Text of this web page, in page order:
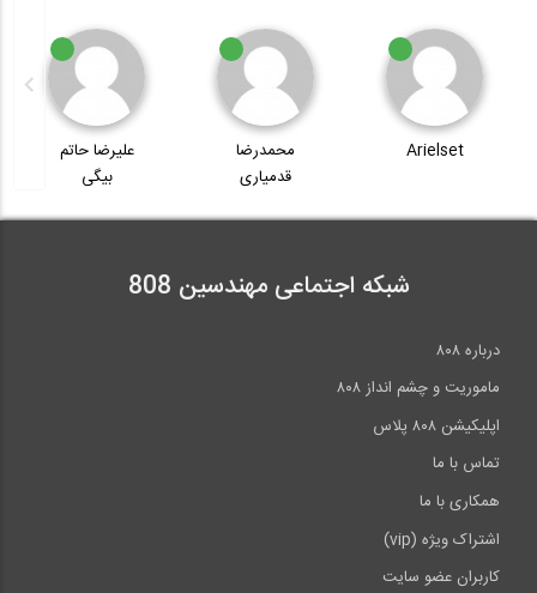
Arielset
محمدرضا
قدمیاری
علیرضا حاتم
بیگی
شبکه اجتماعی مهندسین 808
درباره ۸۰۸
ماموریت و چشم انداز ۸۰۸
اپلیکیشن ۸۰۸ پلاس
تماس با ما
همکاری با ما
اشتراک ویژه (vip)
کاربران عضو سایت